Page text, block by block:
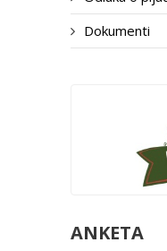
Dokumenti
ANKETA